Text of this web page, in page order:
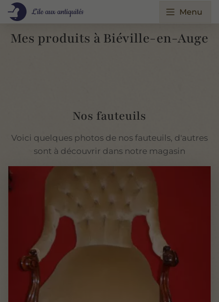
Menu
Mes produits à Biéville-en-Auge
Nos fauteuils
Voici quelques photos de nos fauteuils, d'autres
sont à découvrir dans notre magasin